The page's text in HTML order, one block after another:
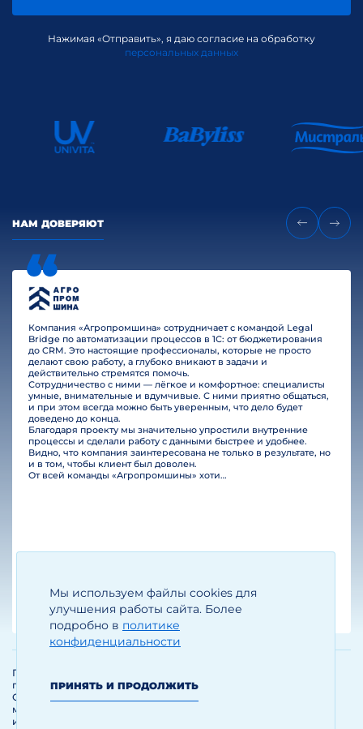
Мы используем файлы cookies для
улучшения работы сайта. Более
подробно в политике
конфиденциальности
ПРИНЯТЬ И ПРОДОЛЖИТЬ
Нажимая «Отправить», я даю согласие на обработку
персональных данных
НАМ ДОВЕРЯЮТ
Компания «Агропромшина» сотрудничает с командой Legal
Bridge по автоматизации процессов в 1С: от бюджетирования
до CRM. Это настоящие профессионалы, которые не просто
делают свою работу, а глубоко вникают в задачи и
действительно стремятся помочь.
Сотрудничество с ними — лёгкое и комфортное: специалисты
умные, внимательные и вдумчивые. С ними приятно общаться,
и при этом всегда можно быть уверенным, что дело будет
доведено до конца.
Благодаря проекту мы значительно упростили внутренние
процессы и сделали работу с данными быстрее и удобнее.
Видно, что компания заинтересована не только в результате, но
и в том, чтобы клиент был доволен.
От всей команды «Агропромшины» хотим поблагодарить специалистов Legal Bridge за отличную работу и человеческое отношение.…
Егизарян И.А.
Генеральный директор
Политика обработки и защиты
персональных данных
Соглашение об использовании
материалов и сервисов
интернет-сайта